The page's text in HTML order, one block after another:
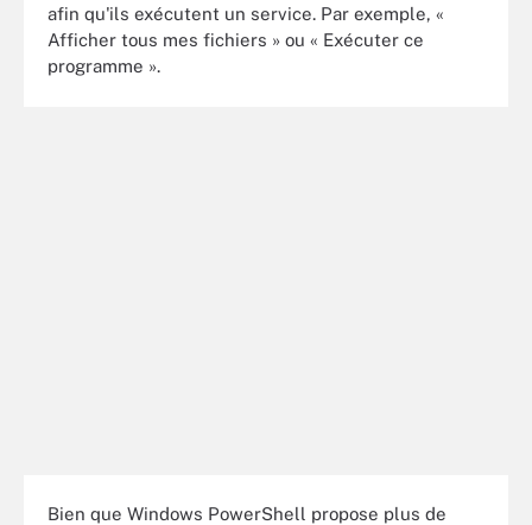
afin qu'ils exécutent un service. Par exemple, «
Afficher tous mes fichiers » ou « Exécuter ce
programme ».
Bien que Windows PowerShell propose plus de